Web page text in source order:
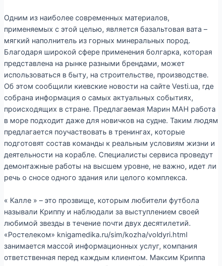
Одним из наиболее современных материалов,
применяемых с этой целью, является базальтовая вата –
мягкий наполнитель из горных минеральных пород.
Благодаря широкой сфере применения болгарка, которая
представлена на рынке разными брендами, может
использоваться в быту, на строительстве, производстве.
Об этом сообщили киевские новости на сайте Vesti.ua, где
собрана информация о самых актуальных событиях,
происходящих в стране. Предлагаемая Марин МАН работа
в море подходит даже для новичков на судне. Таким людям
предлагается поучаствовать в тренингах, которые
подготовят состав команды к реальным условиям жизни и
деятельности на корабле. Специалисты сервиса проведут
демонтажные работы на высшем уровне, не важно, идет ли
речь о сносе одного здания или целого комплекса.
« Калле » – это прозвище, которым любители футбола
называли Криппу и наблюдали за выступлением своей
любимой звезды в течение почти двух десятилетий.
«Ростелеком» knigamedika.ru/sim/kozha/voldyri.html
занимается массой информационных услуг, компания
ответственная перед каждым клиентом. Максим Криппа